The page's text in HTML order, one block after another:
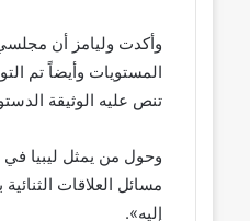
وأكدت وليامز أن
المستويات وأيضاً تم
تنص عليه الوثيقة
وحول من يمثل ليبيا في
مسائل العلاقات
إليه».